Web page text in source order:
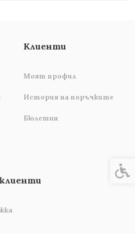
Клиенти
Моят профил
История на поръчките
Бюлетин